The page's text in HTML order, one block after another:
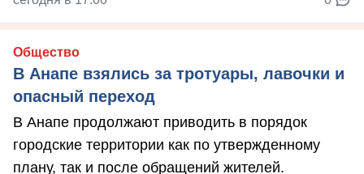
Общество
В Анапе взялись за тротуары, лавочки и
опасный переход
В Анапе продолжают приводить в порядок
городские территории как по утвержденному
плану, так и после обращений жителей.